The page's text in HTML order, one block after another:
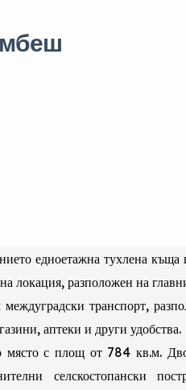
едноетажна тухлена къща
локация, разположен на
транспорт,
аптеки и други удобства.
място с площ от 784 кв.м.
селскостопански